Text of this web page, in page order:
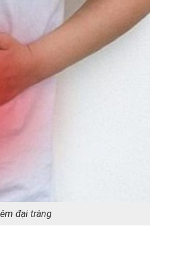
đại tràng